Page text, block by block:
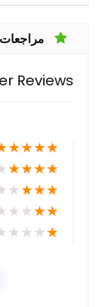
مراجعات
Reviews
★
★
★
★
★
★
★
★
★
★
★
★
★
★
★
★
★
★
★
★